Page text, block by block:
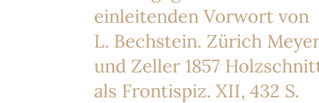
einleitenden Vorwort von
L. Bechstein. Zürich
und Zeller 1857
als Frontispiz. XII, 432 S.